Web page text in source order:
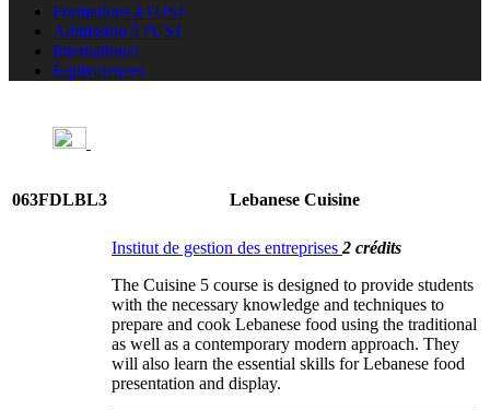
Formations à l'USJ
Admission à l'USJ
International
Équivalences
063FDLBL3 Lebanese Cuisine
Institut de gestion des entreprises 2 crédits
The Cuisine 5 course is designed to provide students
with the necessary knowledge and techniques to
prepare and cook Lebanese food using the traditional
as well as a contemporary modern approach. They
will also learn the essential skills for Lebanese food
presentation and display.